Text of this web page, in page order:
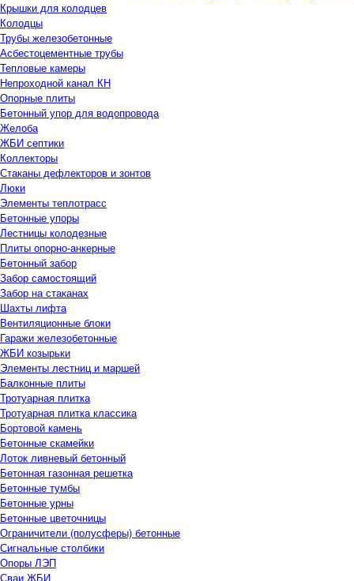
Крышки для колодцев
Колодцы
Трубы железобетонные
Асбестоцементные трубы
Тепловые камеры
Непроходной канал КН
Опорные плиты
Бетонный упор для водопровода
Желоба
ЖБИ септики
Коллекторы
Стаканы дефлекторов и зонтов
Люки
Элементы теплотрасс
Бетонные упоры
Лестницы колодезные
Плиты опорно-анкерные
Бетонный забор
Забор самостоящий
Забор на стаканах
Шахты лифта
Вентиляционные блоки
Гаражи железобетонные
ЖБИ козырьки
Элементы лестниц и маршей
Балконные плиты
Тротуарная плитка
Тротуарная плитка классика
Бортовой камень
Бетонные скамейки
Лоток ливневый бетонный
Бетонная газонная решетка
Бетонные тумбы
Бетонные урны
Бетонные цветочницы
Ограничители (полусферы) бетонные
Сигнальные столбики
Опоры ЛЭП
Сваи ЖБИ